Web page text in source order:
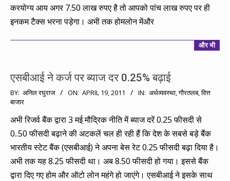
करयोग्य आय अगर 7.50 लाख रुपए है तो आपको पांच लाख रुपए पर ही
इनकम टैक्स भरना पड़ेगा। अभी तक होमलोन मेंऔर
और भी
एसबीआई ने कर्ज पर ब्याज दर 0.25% बढ़ाई
2011-
04-
19
BY: अनिल रघुराज ON: APRIL 19, 2011 IN: अर्थव्यवस्था,गौरतलब,वित्त
बाजार
अभी रिजर्व बैंक द्वारा 3 मई मौद्रिक नीति में ब्याज दरें 0.25 फीसदी से
0..50 फीसदी बढ़ाने की अटकलें चल ही रही हैं कि देश के सबसे बड़े बैंक
भारतीय स्टेट बैंक (एसबीआई) ने अपना बेस रेट 0.25 फीसदी बढ़ा दिया है।
अभी तक यह 8.25 फीसदी था। अब 8.50 फीसदी हो गया। इससे बैंक
द्वारा दिए गए होम और ऑटो लोन महंगे हो जाएंगे। एसबीआई ने इसके साथ